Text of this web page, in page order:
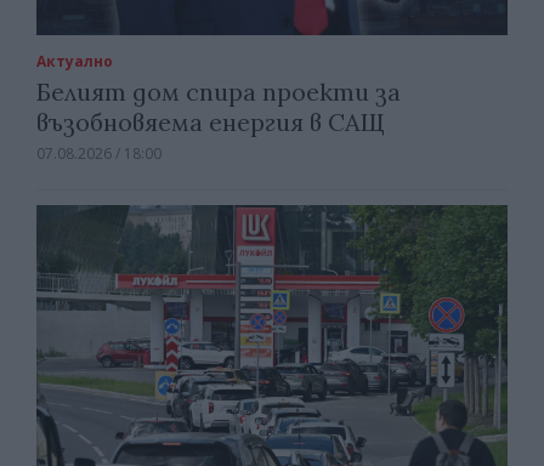
Актуално
Белият дом спира проекти за
възобновяема енергия в САЩ
07.08.2026 / 18:00